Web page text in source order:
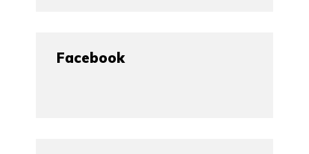
Facebook